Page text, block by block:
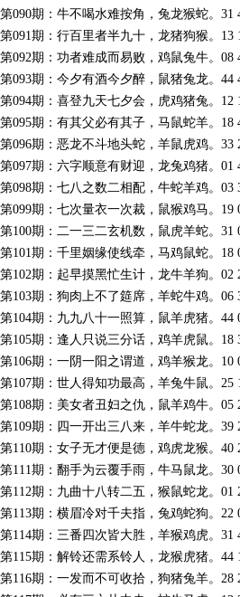
第090期：牛不喝水难按角，兔龙猴蛇。31
第091期：行百里者半九十，龙猪狗猴。13
第092期：功者难成而易败，鸡鼠兔牛。08
第093期：今夕有酒今夕醉，鼠猪兔龙。44
第094期：喜登九天七夕会，虎鸡猪兔。12
第095期：有其父必有其子，马鼠蛇羊。18
第096期：恶龙不斗地头蛇，羊鼠虎鸡。33
第097期：六字顺意有财迎，龙兔鸡猪。01
第098期：七八之数二相配，牛蛇羊鸡。03
第099期：七次量衣一次裁，鼠猴鸡马。19
第100期：二一三二玄机数，鼠虎羊蛇。31
第101期：千里姻缘使线牵，马鸡鼠蛇。18
第102期：起早摸黑忙生计，龙牛羊狗。02
第103期：狗肉上不了筵席，羊蛇牛鸡。06
第104期：九九八十一照算，鼠羊虎猪。44
第105期：逢人只说三分话，鸡羊虎鼠。18
第106期：一阴一阳之谓道，鸡羊猴龙。10
第107期：世人得知功最高，羊兔牛鼠。25
第108期：美女者丑妇之仇，鼠羊鸡牛。05
第109期：四一开出三八来，羊牛蛇龙。39
第110期：女子无才便是德，鸡虎龙猴。40
第111期：翻手为云覆手雨，牛马鼠龙。30
第112期：九曲十八转二五，猴鼠蛇龙。01
第113期：横眉冷对千夫指，兔鸡蛇狗。22
第114期：三番四次皆大胜，羊猴鸡虎。31
第115期：解铃还需系铃人，龙猴虎猪。44
第116期：一发而不可收拾，狗猪兔羊。28